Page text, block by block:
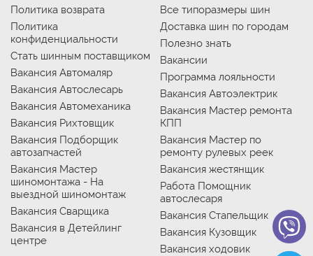
Политика возврата
Политика
конфиденциальности
Стать шинным поставщиком
Вакансия Автомаляр
Вакансия Автослесарь
Вакансия Автомеханика
Вакансия Рихтовщик
Вакансия Подборщик
автозапчастей
Вакансия Мастер
шиномонтажа - На
выездной шиномонтаж
Вакансия Сварщика
Вакансия в Детейлинг
центре
Все типоразмеры шин
Доставка шин по городам
Полезно знать
Вакансии
Программа лояльности
Вакансия Автоэлектрик
Вакансия Мастер ремонта
КПП
Вакансия Мастер по
ремонту рулевых реек
Вакансия жестянщик
Работа Помощник
автослесаря
Вакансия Стапельщик
Вакансия Кузовщик
Вакансия ходовик